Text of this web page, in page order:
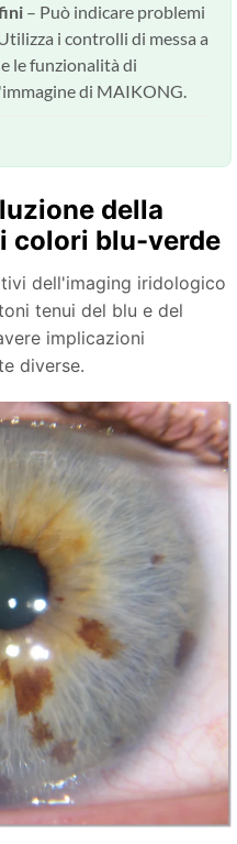
– Può indicare problemi
i controlli di messa a
le funzionalità di
di MAIKONG.
della
colori blu-verde
dell'imaging iridologico
tenui del blu e del
implicazioni
diverse.